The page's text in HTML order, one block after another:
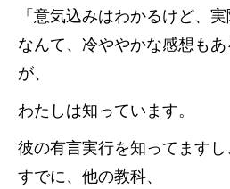
「意気込みはわかるけど、実
なんて、冷ややかな感想も
が、
わたしは知っています。
彼の有言実行を知ってますし
すでに、他の教科、